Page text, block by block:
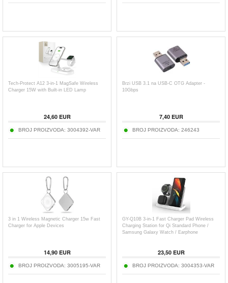
Tech-Protect A12 3-in-1 MagSafe Wireless
Charger 15W with Built-in LED Lamp
24,60EUR
BROJ PROIZVODA: 3004392-VAR
Brzi USB 3.1 na USB-C OTG Adapter -
10Gbps
7,40EUR
BROJ PROIZVODA: 246243
3 in 1 Wireless Magnetic Charger 15w Fast
Charger for Apple Devices
14,90EUR
BROJ PROIZVODA: 3005195-VAR
GY-Q10B 3-in-1 Fast Charger Pad Wireless
Charging Station for Qi Standard Phone /
Samsung Galaxy Watch / Earphone
23,50EUR
BROJ PROIZVODA: 3004353-VAR